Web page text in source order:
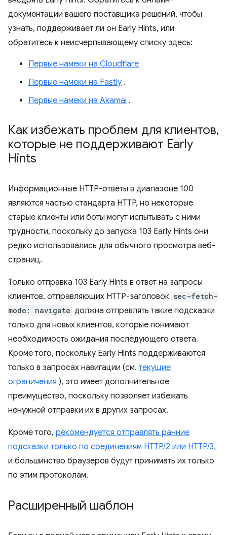
документации вашего поставщика решений, чтобы
узнать, поддерживает ли он Early Hints, или
обратитесь к неисчерпывающему списку здесь:
Первые намеки на Cloudflare
Первые намеки на Fastly .
Первые намеки на Akamai .
Как избежать проблем для клиентов,
которые не поддерживают Early
Hints
Информационные HTTP-ответы в диапазоне 100
являются частью стандарта HTTP, но некоторые
старые клиенты или боты могут испытывать с ними
трудности, поскольку до запуска 103 Early Hints они
редко использовались для обычного просмотра веб-
страниц.
Только отправка 103 Early Hints в ответ на запросы
клиентов, отправляющих HTTP-заголовок sec-fetch-
mode: navigate должна отправлять такие подсказки
только для новых клиентов, которые понимают
необходимость ожидания последующего ответа.
Кроме того, поскольку Early Hints поддерживаются
только в запросах навигации (см. текущие
ограничения ), это имеет дополнительное
преимущество, поскольку позволяет избежать
ненужной отправки их в других запросах.
Кроме того, рекомендуется отправлять ранние
подсказки только по соединениям HTTP/2 или HTTP/3,
и большинство браузеров будут принимать их только
по этим протоколам.
Расширенный шаблон